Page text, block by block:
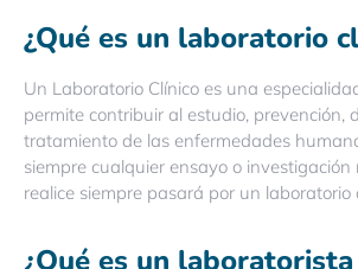
¿Qué es un laboratorio
Un Laboratorio Clínico es una
permite contribuir al estudio, prevención,
tratamiento de las enfermedades
siempre cualquier ensayo o investigación
realice siempre pasará por un laboratorio
¿Qué es un